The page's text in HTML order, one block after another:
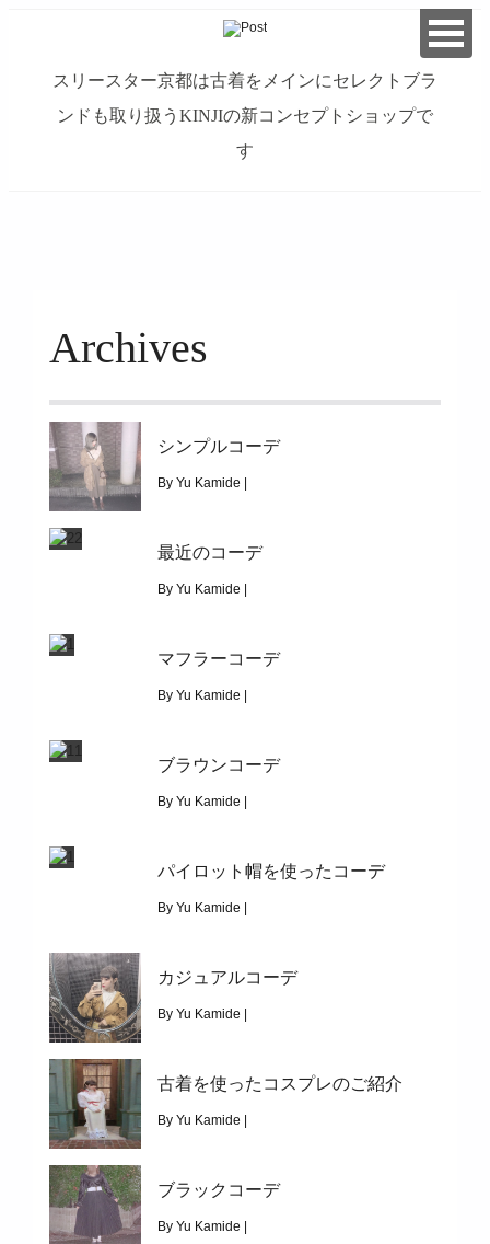
スリースター京都は古着をメインにセレクトブラ
ンドも取り扱うKINJIの新コンセプトショップで
す
Archives
シンプルコーデ
By Yu Kamide |
|13989
最近のコーデ
By Yu Kamide |
4993
マフラーコーデ
By Yu Kamide |
|10282
ブラウンコーデ
By Yu Kamide |
| 8425
パイロット帽を使ったコーデ
By Yu Kamide |
| 4129
パイロット帽を使ったコーデ
カジュアルコーデ
By Yu Kamide |
|6406
カジュアルコーデ
古着を使ったコスプレのご紹介
By Yu Kamide |
|3518
古着を使ったコスプレのご紹介
ブラックコーデ
By Yu Kamide |